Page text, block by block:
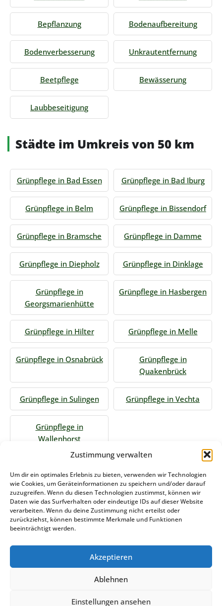
Zustimmung verwalten
Um dir ein optimales Erlebnis zu bieten, verwenden wir Technologien
wie Cookies, um Geräteinformationen zu speichern und/oder darauf
zuzugreifen. Wenn du diesen Technologien zustimmst, können wir
Daten wie das Surfverhalten oder eindeutige IDs auf dieser Website
verarbeiten. Wenn du deine Zustimmung nicht erteilst oder
zurückziehst, können bestimmte Merkmale und Funktionen
beeinträchtigt werden.
Akzeptieren
Ablehnen
Einstellungen ansehen
Bepflanzung Bodenaufbereitung
Bodenverbesserung Unkrautentfernung
Beetpflege Bewässerung
Laubbeseitigung
Städte im Umkreis von 50 km
Grünpflege in Bad Essen Grünpflege in Bad Iburg
Grünpflege in Belm Grünpflege in Bissendorf
Grünpflege in Bramsche Grünpflege in Damme
Grünpflege in Diepholz Grünpflege in Dinklage
Grünpflege in
Georgsmarienhütte
Grünpflege in Hasbergen
Grünpflege in Hilter Grünpflege in Melle
Grünpflege in Osnabrück
Grünpflege in
Quakenbrück
Grünpflege in Sulingen Grünpflege in Vechta
Grünpflege in
Wallenhorst
Jetzt Anfrage stellen
Zum Formular
Das könnte Sie auch interessieren
Winterdienst Niedersachsen